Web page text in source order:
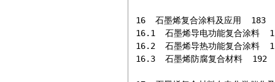
16  石墨烯复合涂料及应用  183
16.1  石墨烯导电功能复合涂料
16.2  石墨烯导热功能复合涂料
16.3  石墨烯防腐复合材料  192